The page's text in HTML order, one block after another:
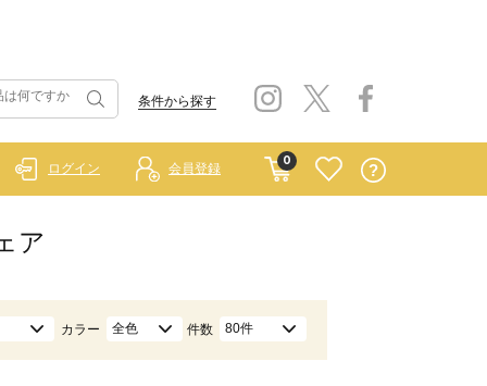
条件から探す
0
ログイン 会員登録
ア
カラー 全色 件数 80件